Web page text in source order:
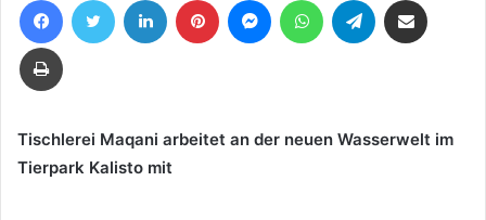
eine
E-
Drucken
Tischlerei Maqani arbeitet an der neuen Wasserwelt im
Tierpark Kalisto mit